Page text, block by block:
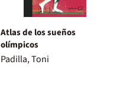
Atlas de los sueños
olímpicos
Padilla, Toni